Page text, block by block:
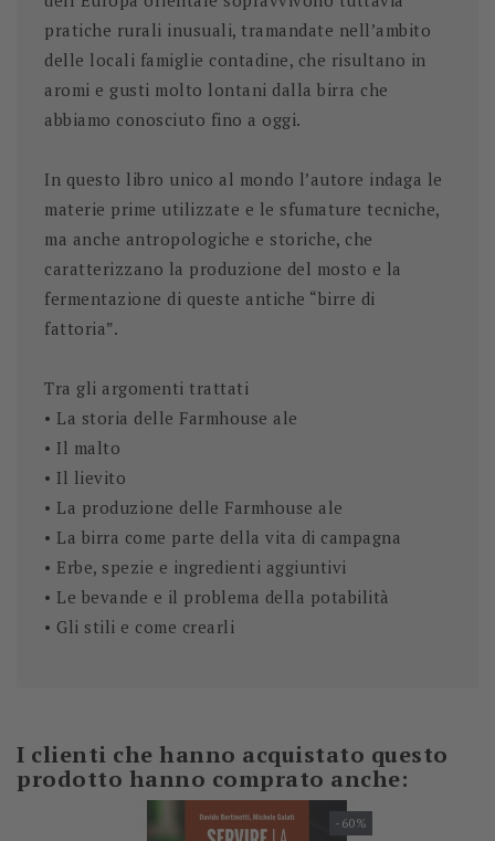
pratiche rurali inusuali, tramandate nell’ambito
delle locali famiglie contadine, che risultano in
aromi e gusti molto lontani dalla birra che
abbiamo conosciuto fino a oggi.
In questo libro unico al mondo l’autore indaga le
materie prime utilizzate e le sfumature tecniche,
ma anche antropologiche e storiche, che
caratterizzano la produzione del mosto e la
fermentazione di queste antiche “birre di
fattoria”.
Tra gli argomenti trattati
• La storia delle Farmhouse ale
• Il malto
• Il lievito
• La produzione delle Farmhouse ale
• La birra come parte della vita di campagna
• Erbe, spezie e ingredienti aggiuntivi
• Le bevande e il problema della potabilità
• Gli stili e come crearli
I clienti che hanno acquistato questo
prodotto hanno comprato anche:
-60%